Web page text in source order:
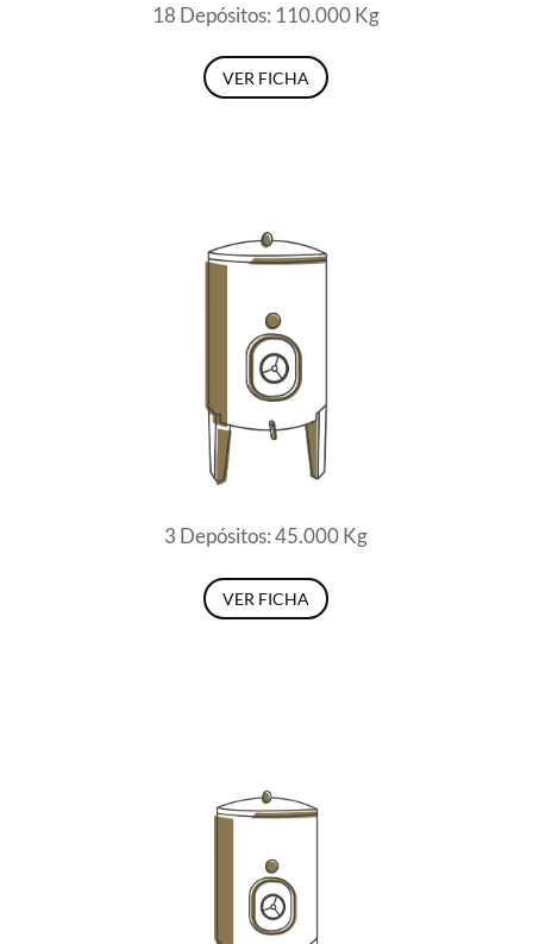
18 Depósitos: 110.000 Kg
VER FICHA
3 Depósitos: 45.000 Kg
VER FICHA